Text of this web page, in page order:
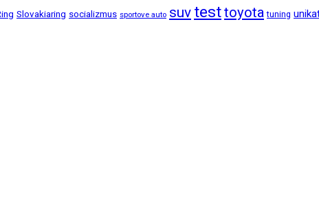
Slovakiaring socializmus sportove auto suv testtoyota tuning